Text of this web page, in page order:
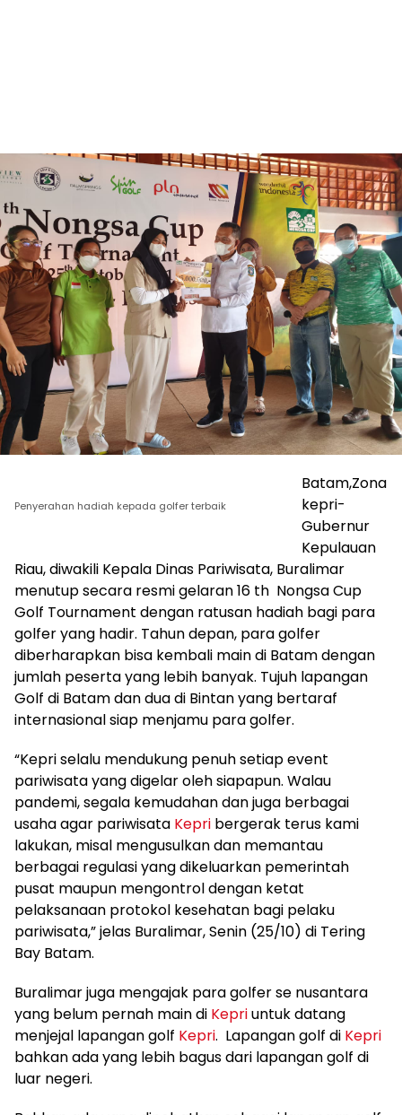
Penyerahan hadiah kepada golfer terbaik
Batam,Zona
kepri-
Gubernur
Kepulauan
Riau, diwakili Kepala Dinas Pariwisata, Buralimar
menutup secara resmi gelaran 16 th Nongsa Cup
Golf Tournament dengan ratusan hadiah bagi para
golfer yang hadir. Tahun depan, para golfer
diberharapkan bisa kembali main di Batam dengan
jumlah peserta yang lebih banyak. Tujuh lapangan
Golf di Batam dan dua di Bintan yang bertaraf
internasional siap menjamu para golfer.
“Kepri selalu mendukung penuh setiap event
pariwisata yang digelar oleh siapapun. Walau
pandemi, segala kemudahan dan juga berbagai
usaha agar pariwisata Kepri bergerak terus kami
lakukan, misal mengusulkan dan memantau
berbagai regulasi yang dikeluarkan pemerintah
pusat maupun mengontrol dengan ketat
pelaksanaan protokol kesehatan bagi pelaku
pariwisata,” jelas Buralimar, Senin (25/10) di Tering
Bay Batam.
Buralimar juga mengajak para golfer se nusantara
yang belum pernah main di Kepriuntuk datang
menjejal lapangan golf Kepri. Lapangan golf di Kepri
bahkan ada yang lebih bagus dari lapangan golf di
luar negeri.